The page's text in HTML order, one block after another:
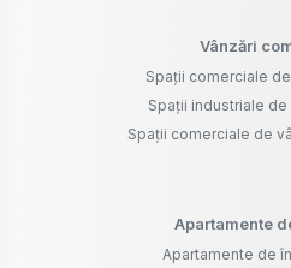
Vânzări
Spații comerciale
Spații industriale de
Spații comerciale de
Apartamente
Apartamente de